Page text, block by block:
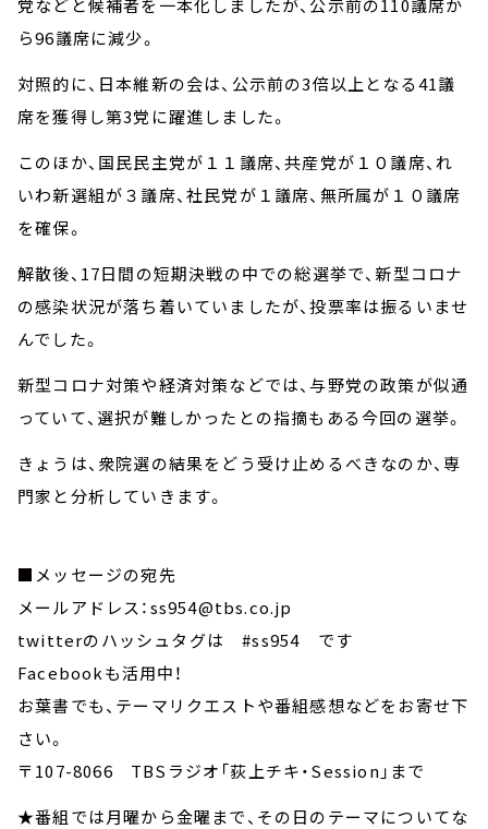
党などと候補者を一本化しましたが、公示前の110議席か
ら96議席に減少。
対照的に、日本維新の会は、公示前の3倍以上となる41議
席を獲得し第3党に躍進しました。
このほか、国民民主党が１１議席、共産党が１０議席、れ
いわ新選組が３議席、社民党が１議席、無所属が１０議席
を確保。
解散後、17日間の短期決戦の中での総選挙で、新型コロナ
の感染状況が落ち着いていましたが、投票率は振るいませ
んでした。
新型コロナ対策や経済対策などでは、与野党の政策が似通
っていて、選択が難しかったとの指摘もある今回の選挙。
きょうは、衆院選の結果をどう受け止めるべきなのか、専
門家と分析していきます。
■メッセージの宛先
メールアドレス：ss954@tbs.co.jp
twitterのハッシュタグは #ss954 です
Facebookも活用中！
お葉書でも、テーマリクエストや番組感想などをお寄せ下
さい。
〒107-8066 TBSラジオ「荻上チキ・Session」まで
★番組では月曜から金曜まで、その日のテーマについてな